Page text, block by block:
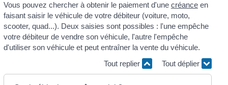
Vous pouvez chercher à obtenir le paiement d'une créanceen
faisant saisir le véhicule de votre débiteur (voiture, moto,
scooter, quad...). Deux saisies sont possibles : l'une empêche
votre débiteur de vendre son véhicule, l'autre l'empêche
d'utiliser son véhicule et peut entraîner la vente du véhicule.
Tout replier
Tout déplier